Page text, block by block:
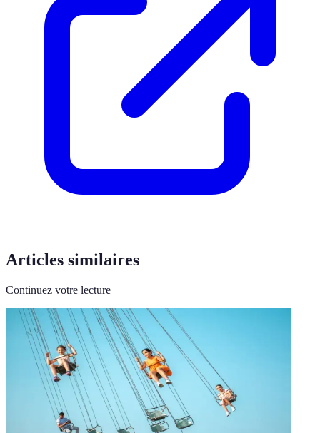
Articles similaires
Continuez votre lecture